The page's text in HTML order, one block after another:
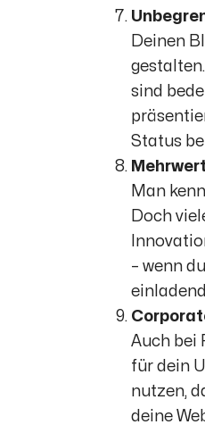
Deinen
sind
Status
Man
Doch
– wenn
Auch bei
für dein
nutzen,
deine